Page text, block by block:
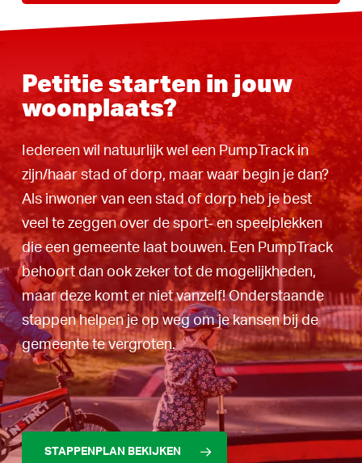
Petitie starten in jouw
woonplaats?
Iedereen wil natuurlijk wel een PumpTrack in
zijn/haar stad of dorp, maar waar begin je dan?
Als inwoner van een stad of dorp heb je best
veel te zeggen over de sport- en speelplekken
die een gemeente laat bouwen. Een PumpTrack
behoort dan ook zeker tot de mogelijkheden,
maar deze komt er niet vanzelf! Onderstaande
stappen helpen je op weg om je kansen bij de
gemeente te vergroten.
STAPPENPLAN BEKIJKEN